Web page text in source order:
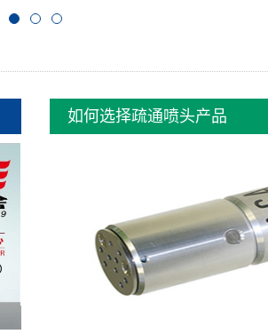
流动式介质设计；3、主要用于工业和服务领
生产效率高、易于实现自动化等优点。高压水
如何选择疏通喷头产品